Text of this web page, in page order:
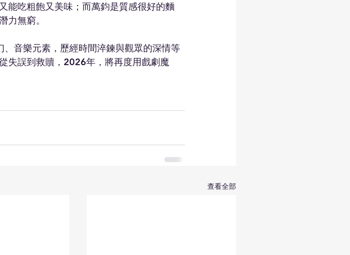
能吃粗飽又美味；而萬鈞是質感很好的麵
力無窮。
、音樂元素，歷經時間淬鍊與觀眾的深情等
失誤到救贖，2026年，將再度用戲劇魔
查看全部